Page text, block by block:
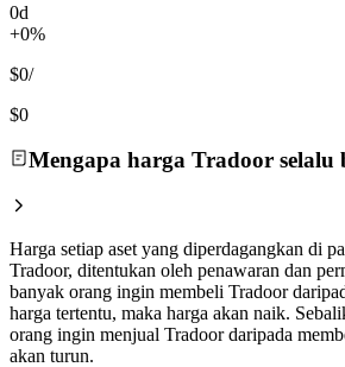
0d
+0%
$0/
$0
Mengapa harga Tradoor selalu
Harga setiap aset yang diperdagangkan di
Tradoor, ditentukan oleh penawaran dan
banyak orang ingin membeli Tradoor
harga tertentu, maka harga akan naik.
orang ingin menjual Tradoor daripada
akan turun.